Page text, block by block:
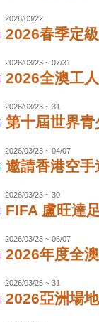
2026/03/22
2026春季定
2026/03/23 ~ 07/31
2026全澳工
2026/03/23 ~ 31
第十屆世界
2026/03/23 ~ 04/07
邀請香港空
2026/03/23 ~ 30
FIFA 盧旺達
2026/03/23 ~ 06/07
2026年度全
2026/03/25 ~ 31
2026亞洲場